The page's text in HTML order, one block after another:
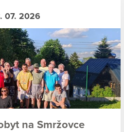
07. 2026
na Smržovce